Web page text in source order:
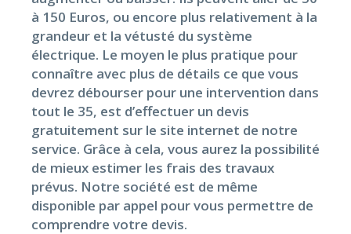
à 150 Euros, ou encore plus relativement à la
grandeur et la vétusté du système
électrique. Le moyen le plus pratique pour
connaître avec plus de détails ce que vous
devrez débourser pour une intervention dans
tout le 35, est d’effectuer un devis
gratuitement sur le site internet de notre
service. Grâce à cela, vous aurez la possibilité
de mieux estimer les frais des travaux
prévus. Notre société est de même
disponible par appel pour vous permettre de
comprendre votre devis.